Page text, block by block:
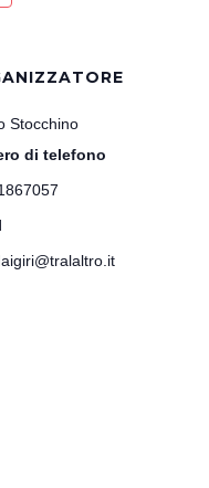
Stocchino
di telefono